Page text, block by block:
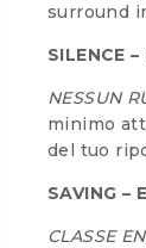
surround
SILENCE
NESSUN
minimo
del tuo
SAVING –
CLASSE